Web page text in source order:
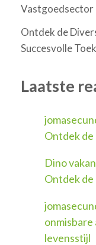
Vastgoedsector
Ontdek de
Succesvolle
Laatste
Ontdek
Dino
Ontdek
levensstijl